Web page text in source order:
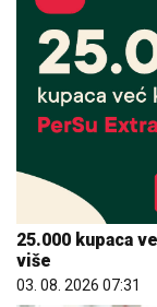
25.000 kupaca
više
03. 08. 2026 07:31